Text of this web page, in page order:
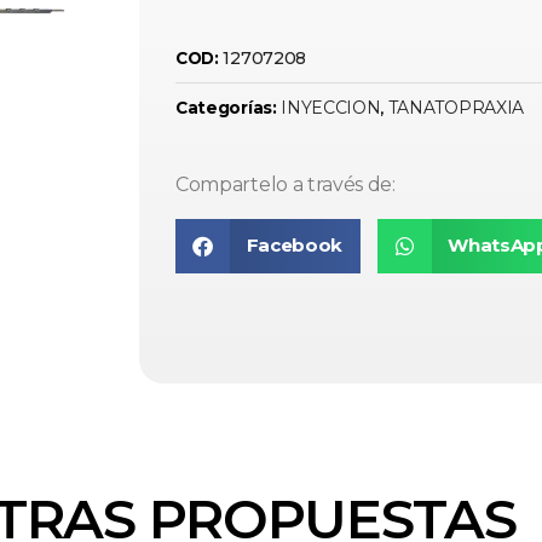
COD:12707208
Categorías: INYECCION, TANATOPRAXIA
Compartelo a través de:
Facebook
PROPUESTAS